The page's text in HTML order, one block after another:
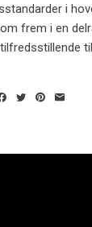
i
frem i en